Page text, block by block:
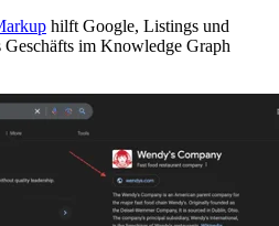
hilft Google, Listings und
im Knowledge Graph